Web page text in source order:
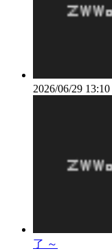
2026/06/29 13:10
了 ～